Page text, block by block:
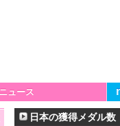
ュース
日本の獲得メダル数